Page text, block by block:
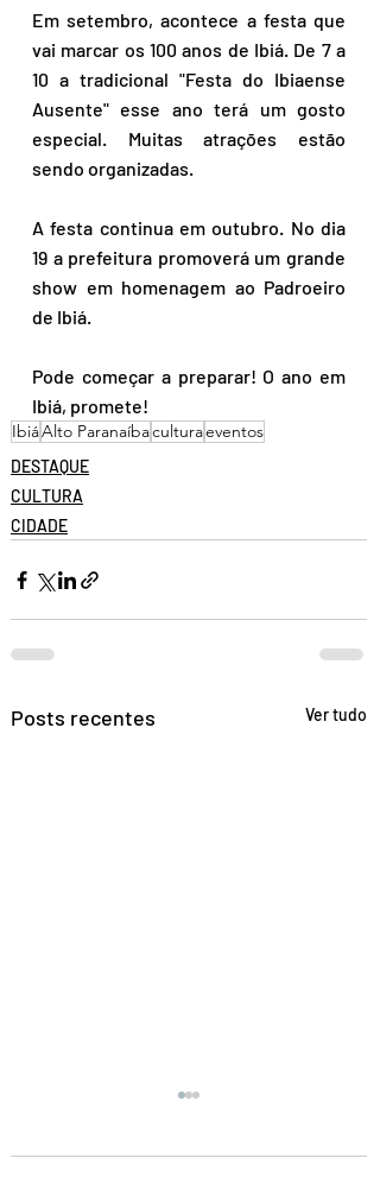
Em setembro, acontece a festa que
vai marcar os 100 anos de Ibiá. De 7 a
10 a tradicional "Festa do Ibiaense
Ausente" esse ano terá um gosto
especial. Muitas atrações estão
sendo organizadas.
A festa continua em outubro. No dia
19 a prefeitura promoverá um grande
show em homenagem ao Padroeiro
de Ibiá.
Pode começar a preparar! O ano em
Ibiá, promete!
IbiáAlto Paranaíbaculturaeventos
DESTAQUE
CULTURA
CIDADE
Posts recentes Ver tudo